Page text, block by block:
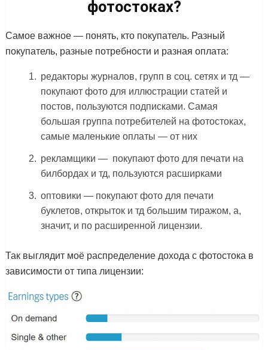
фотостоках?
Самое важное — понять, кто покупатель. Разный
покупатель, разные потребности и разная оплата:
редакторы журналов, групп в соц. сетях и тд —
покупают фото для иллюстрации статей и
постов, пользуются подписками. Самая
большая группа потребителей на фотостоках,
самые маленькие оплаты — от них
рекламщики — покупают фото для печати на
билбордах и тд, пользуются расширками
оптовики — покупают фото для печати
буклетов, открыток и тд большим тиражом, а,
значит, и по расширенной лицензии.
Так выглядит моё распределение дохода с фотостока в
зависимости от типа лицензии: